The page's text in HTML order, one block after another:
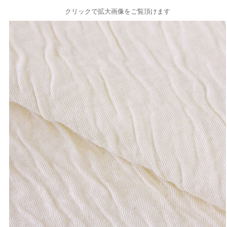
クリックで拡大画像をご覧頂けます